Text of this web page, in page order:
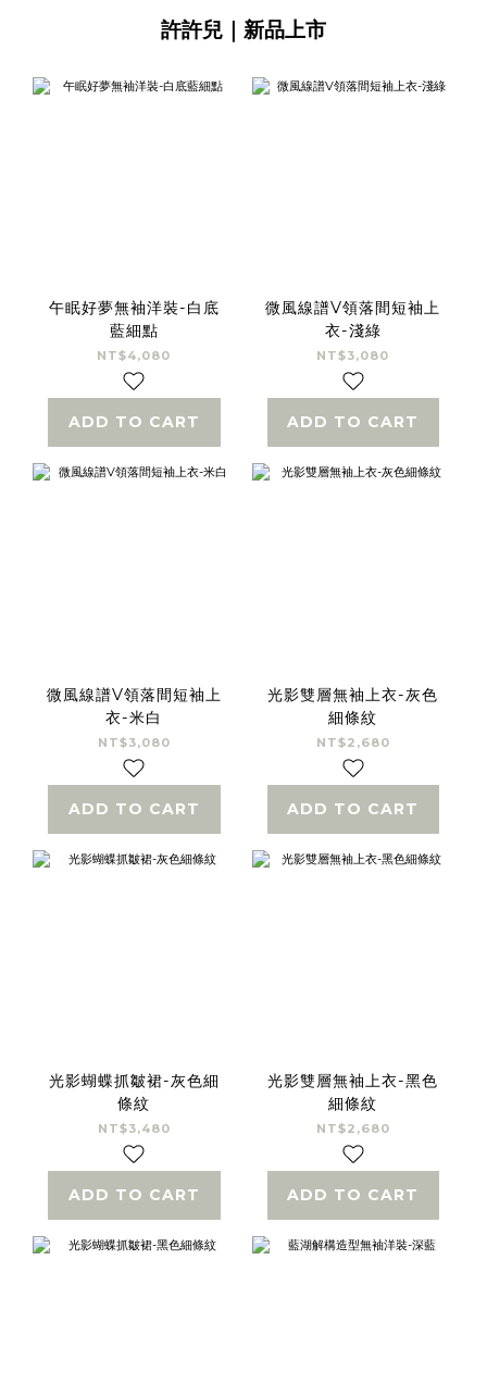
許許兒｜新品上市
午眠好夢無袖洋裝-白底
藍細點
NT$4,080
ADD TO CART
微風線譜V領落間短袖上
衣-淺綠
NT$3,080
ADD TO CART
微風線譜V領落間短袖上
衣-米白
NT$3,080
ADD TO CART
光影雙層無袖上衣-灰色
細條紋
NT$2,680
ADD TO CART
光影蝴蝶抓皺裙-灰色細
條紋
NT$3,480
ADD TO CART
光影雙層無袖上衣-黑色
細條紋
NT$2,680
ADD TO CART